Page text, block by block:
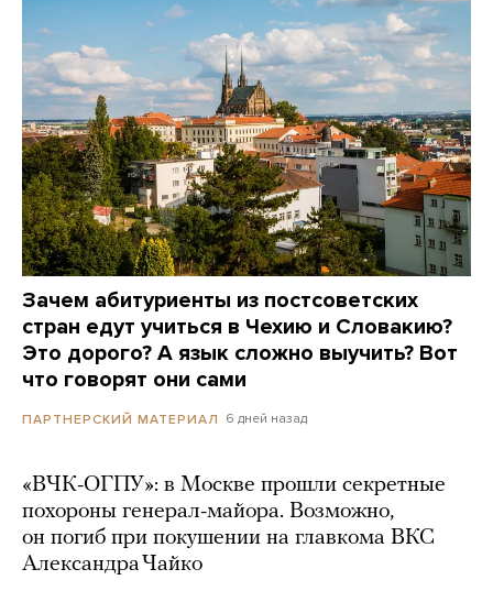
Зачем абитуриенты из постсоветских
стран едут учиться в Чехию и Словакию?
Это дорого? А язык сложно выучить? Вот
что говорят они сами
ПАРТНЕРСКИЙ МАТЕРИАЛ 6 дней назад
«ВЧК-ОГПУ»: в Москве прошли секретные
похороны генерал-майора. Возможно,
он погиб при покушении на главкома ВКС
Александра Чайко